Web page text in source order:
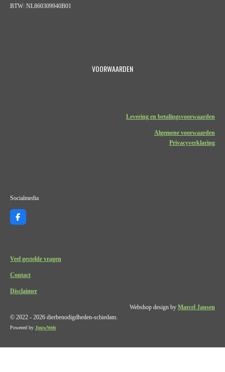
BTW: NL860309940B01
VOORWAARDEN
Levering en betalingsvoorwaarden
Algemene voorwaarden
Privacyverklaring
Socialmedia
F
a
o
o
Veel gestelde vragen
Contact
Disclaimer
Webshop design by Marcel Jansen
© 2022 - 2026 dierbenodigdheden-schiedam.
Powered by JouwWeb